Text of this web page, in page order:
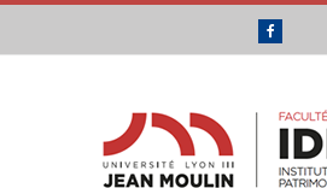
Facebook